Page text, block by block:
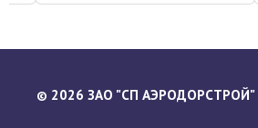
© 2026 ЗАО "СП АЭРОДОРСТРОЙ"